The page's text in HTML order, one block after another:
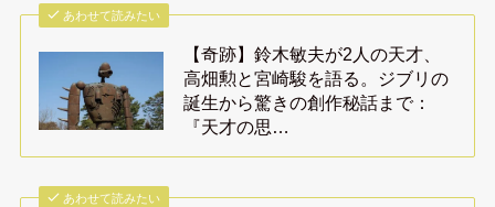
あわせて読みたい
【奇跡】鈴木敏夫が2人の天才、
高畑勲と宮崎駿を語る。ジブリの
誕生から驚きの創作秘話まで：
『天才の思…
あわせて読みたい